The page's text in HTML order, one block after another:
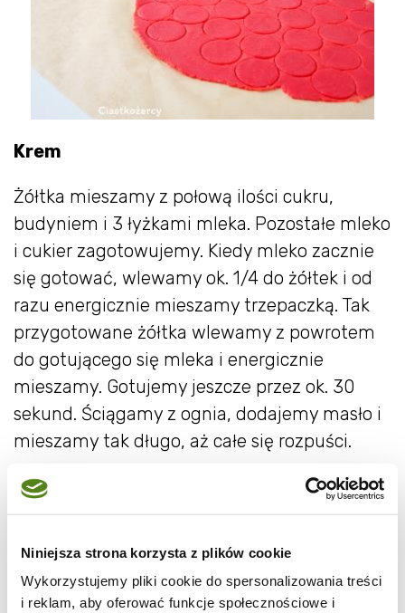
Niniejsza strona korzysta z plików cookie
Wykorzystujemy pliki cookie do spersonalizowania treści
i reklam, aby oferować funkcje społecznościowe i
Krem
Żółtka mieszamy z połową ilości cukru,
budyniem i 3 łyżkami mleka. Pozostałe mleko
i cukier zagotowujemy. Kiedy mleko zacznie
się gotować, wlewamy ok. 1/4 do żółtek i od
razu energicznie mieszamy trzepaczką. Tak
przygotowane żółtka wlewamy z powrotem
do gotującego się mleka i energicznie
mieszamy. Gotujemy jeszcze przez ok. 30
sekund. Ściągamy z ognia, dodajemy masło i
mieszamy tak długo, aż całe się rozpuści.